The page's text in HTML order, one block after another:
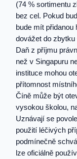
(74 % sortimentu
bez cel. Pokud
bude mít přidanou
dovážet do
Daň z příjmu
než v Singapuru
instituce mohou
přítomnost
Číně může být
vysokou školou,
Uznávají se
použití léčivých
podmínečně
lze oficiálně